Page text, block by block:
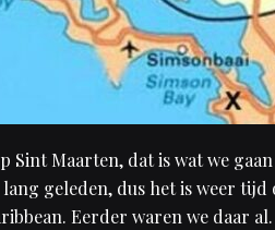
Sint Maarten, dat is wat we
geleden, dus het is weer
Eerder waren we daar